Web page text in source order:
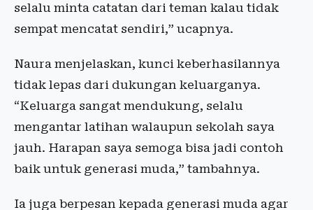
selalu minta catatan dari teman kalau tidak
sempat mencatat sendiri,” ucapnya.
Naura menjelaskan, kunci keberhasilannya
tidak lepas dari dukungan keluarganya.
“Keluarga sangat mendukung, selalu
mengantar latihan walaupun sekolah saya
jauh. Harapan saya semoga bisa jadi contoh
baik untuk generasi muda,” tambahnya.
Ia juga berpesan kepada generasi muda agar